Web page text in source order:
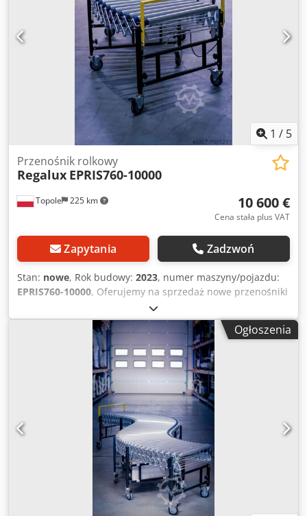
1 / 5
Topole 225 km
Przenośnik rolkowy
Regalux EPRIS760-10000
10 600 €
Cena stała plus VAT
Zapytania Zadzwoń
Stan: nowe, Rok budowy: 2023, numer maszyny/pojazdu:
EPRIS760-10000, Oferujemy na sprzedaż nowe przenośniki
rolkowe nożycowe z czujnikami. dane techniczne: Dodpfx
Aqeix Afnsijkr Szerokość rolki 760mm Długość schowana
3900mm Długość wysunięta 10000 mm Wysokość 690-1000
mm Nośność 130 kg/m Dostępna ilość: 18 Możliwa wysyłka.
Prosimy o kontakt w przypadku zainteresowania.
Ogłoszenia